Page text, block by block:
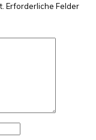
Erforderliche Felder